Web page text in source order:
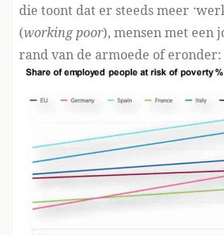
die toont dat er steeds meer
(working poor), mensen met een
rand van de armoede of eronder: